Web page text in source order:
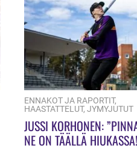
ENNAKOT JA RAPORTIT,
HAASTATTELUT, JYMYJUTUT
JUSSI KORHONEN:
NE ON TÄÄLLÄ